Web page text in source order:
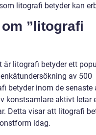
litografi betyder kan
”litografi
litografi betyder ett
av 500
betyder inom de senaste
konstsamlare aktivt letar
Detta visar att litografi
idag.